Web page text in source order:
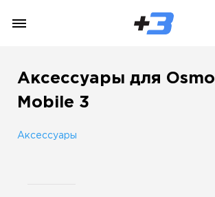
Аксессуары для Osmo
Mobile 3
Аксессуары